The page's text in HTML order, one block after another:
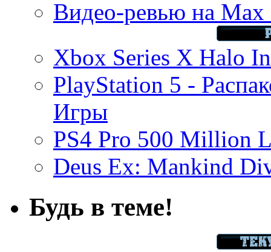
Видео-ревью на Max
Xbox Series X Halo
PlayStation 5 -
Игры
PS4 Pro 500 Million
Deus Ex: Mankind
Будь в теме!